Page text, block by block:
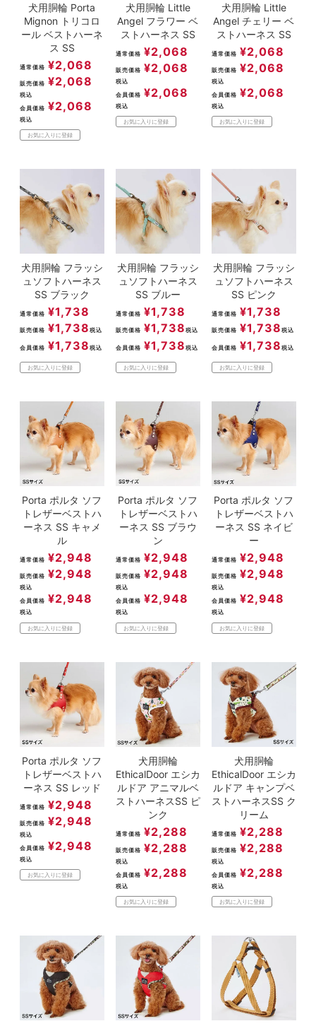
犬用胴輪 Porta
Mignon トリコロ
ール ベストハーネ
ス SS
通常価格 ¥2,068
販売価格 ¥2,068
税込
会員価格 ¥2,068
税込
お気に入りに登録
犬用胴輪 Little
Angel フラワー ベ
ストハーネス SS
通常価格 ¥2,068
販売価格 ¥2,068
税込
会員価格 ¥2,068
税込
お気に入りに登録
犬用胴輪 Little
Angel チェリー ベ
ストハーネス SS
通常価格 ¥2,068
販売価格 ¥2,068
税込
会員価格 ¥2,068
税込
お気に入りに登録
犬用胴輪 フラッシ
ュソフトハーネス
SS ブラック
通常価格 ¥1,738
販売価格 ¥1,738 税込
会員価格 ¥1,738 税込
お気に入りに登録
犬用胴輪 フラッシ
ュソフトハーネス
SS ブルー
通常価格 ¥1,738
販売価格 ¥1,738 税込
会員価格 ¥1,738 税込
お気に入りに登録
犬用胴輪 フラッシ
ュソフトハーネス
SS ピンク
通常価格 ¥1,738
販売価格 ¥1,738 税込
会員価格 ¥1,738 税込
お気に入りに登録
Porta ポルタ ソフ
トレザーベストハ
ーネス SS キャメ
ル
通常価格 ¥2,948
販売価格 ¥2,948
税込
会員価格 ¥2,948
税込
お気に入りに登録
Porta ポルタ ソフ
トレザーベストハ
ーネス SS ブラウ
ン
通常価格 ¥2,948
販売価格 ¥2,948
税込
会員価格 ¥2,948
税込
お気に入りに登録
Porta ポルタ ソフ
トレザーベストハ
ーネス SS ネイビ
ー
通常価格 ¥2,948
販売価格 ¥2,948
税込
会員価格 ¥2,948
税込
お気に入りに登録
Porta ポルタ ソフ
トレザーベストハ
ーネス SS レッド
通常価格 ¥2,948
販売価格 ¥2,948
税込
会員価格 ¥2,948
税込
お気に入りに登録
犬用胴輪
EthicalDoor エシカ
ルドア アニマルベ
ストハーネスSS ピ
ンク
通常価格 ¥2,288
販売価格 ¥2,288
税込
会員価格 ¥2,288
税込
お気に入りに登録
犬用胴輪
EthicalDoor エシカ
ルドア キャンプベ
ストハーネスSS ク
リーム
通常価格 ¥2,288
販売価格 ¥2,288
税込
会員価格 ¥2,288
税込
お気に入りに登録